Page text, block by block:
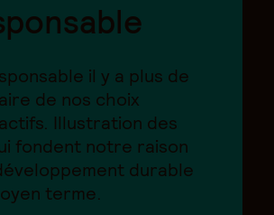
il y a plus de
de nos choix
Illustration des
fondent notre raison
durable
terme.